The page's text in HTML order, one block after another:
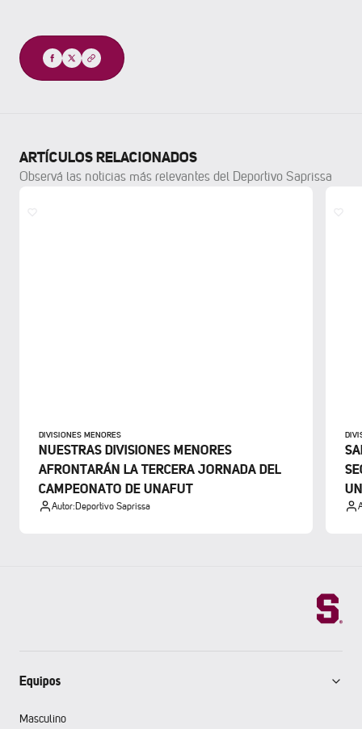
Compartir
ARTÍCULOS RELACIONADOS
Observá las noticias más relevantes del Deportivo Saprissa
DIVISIONES MENORES
NUESTRAS DIVISIONES MENORES
AFRONTARÁN LA TERCERA JORNADA DEL
CAMPEONATO DE UNAFUT
Autor:Deportivo Saprissa
Equipos
Masculino